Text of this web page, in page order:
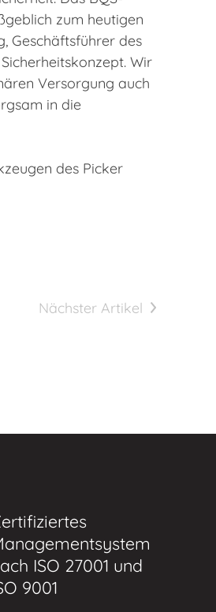
zum heutigen
Geschäftsführer des
Wir
Versorgung auch
in die
des Picker
Nächster Artikel
ISO 27001 und
9001